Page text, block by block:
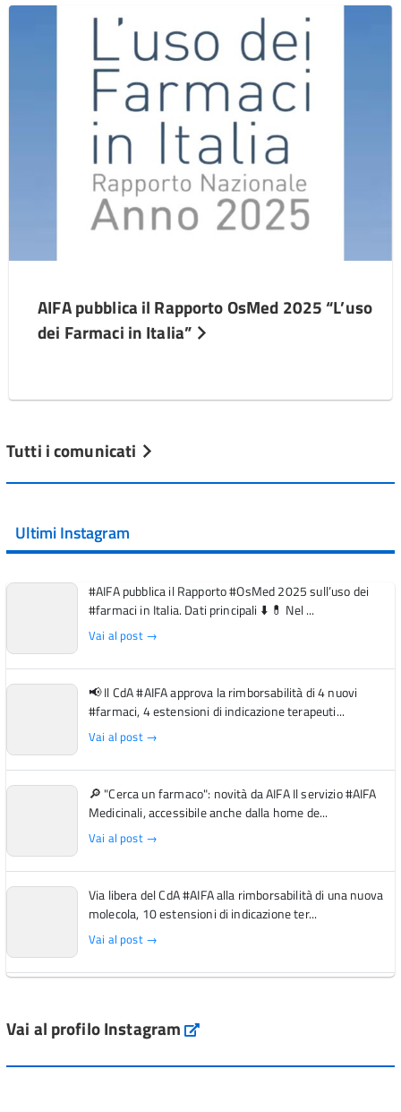
AIFA pubblica il Rapporto OsMed 2025 “L’uso
dei Farmaci in Italia”
Tutti i comunicati
Ultimi Instagram
#AIFA pubblica il Rapporto #OsMed 2025 sull’uso dei
#farmaci in Italia. Dati principali ⬇️ 💊 Nel ...
Vai al post →
📢 Il CdA #AIFA approva la rimborsabilità di 4 nuovi
#farmaci, 4 estensioni di indicazione terapeuti...
Vai al post →
🔎 "Cerca un farmaco": novità da AIFA Il servizio #AIFA
Medicinali, accessibile anche dalla home de...
Vai al post →
Via libera del CdA #AIFA alla rimborsabilità di una nuova
molecola, 10 estensioni di indicazione ter...
Vai al post →
Vai al post →
Vai al profilo Instagram Instagram